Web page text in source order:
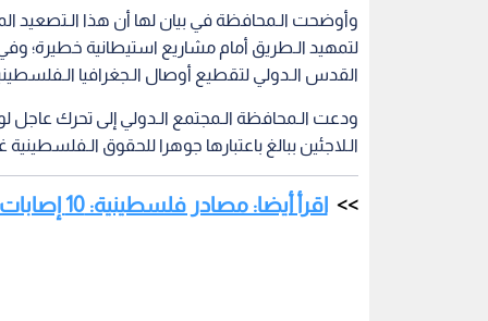
وأوضحت الـمحافظة في بيان لها أن هذا الـتصعيد
القدس الـدولي لتقطيع أوصال الـجغرافيا
ودعت الـمحافظة الـمجتمع الـدولي إلى تحرك عاجل
الـلاجئين ببالغ باعتبارها جوهرا للحقوق الـفلسطينية
اقرأ أيضا: مصادر فلسطينية: 10 إصابات باعتداءات الاحتلال المتواصلة على مخيم قلنديا